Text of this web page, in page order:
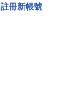
註冊新帳號